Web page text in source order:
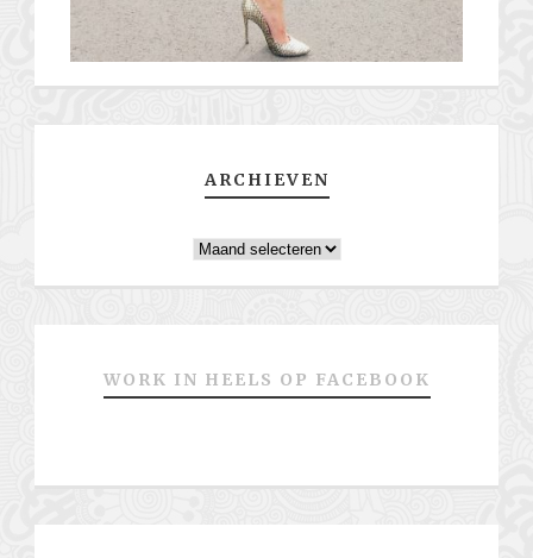
ARCHIEVEN
Archieven
WORK IN HEELS OP FACEBOOK